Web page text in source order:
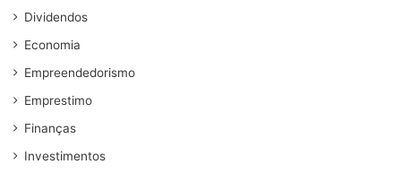
Dividendos
Economia
Empreendedorismo
Emprestimo
Finanças
Investimentos